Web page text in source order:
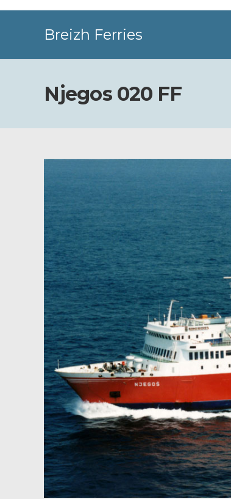
Breizh Ferries
Njegos 020 FF